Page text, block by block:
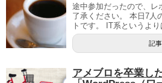
途中参加だったので、レ
了承ください。 本日7人
トです。 IT系というよ
記
アメブロを卒業し